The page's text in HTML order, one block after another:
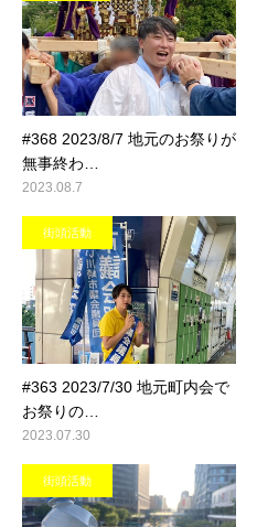
#368 2023/8/7 地元のお祭りが
無事終わ…
2023.08.7
街頭活動
#363 2023/7/30 地元町内会で
お祭りの…
2023.07.30
街頭活動